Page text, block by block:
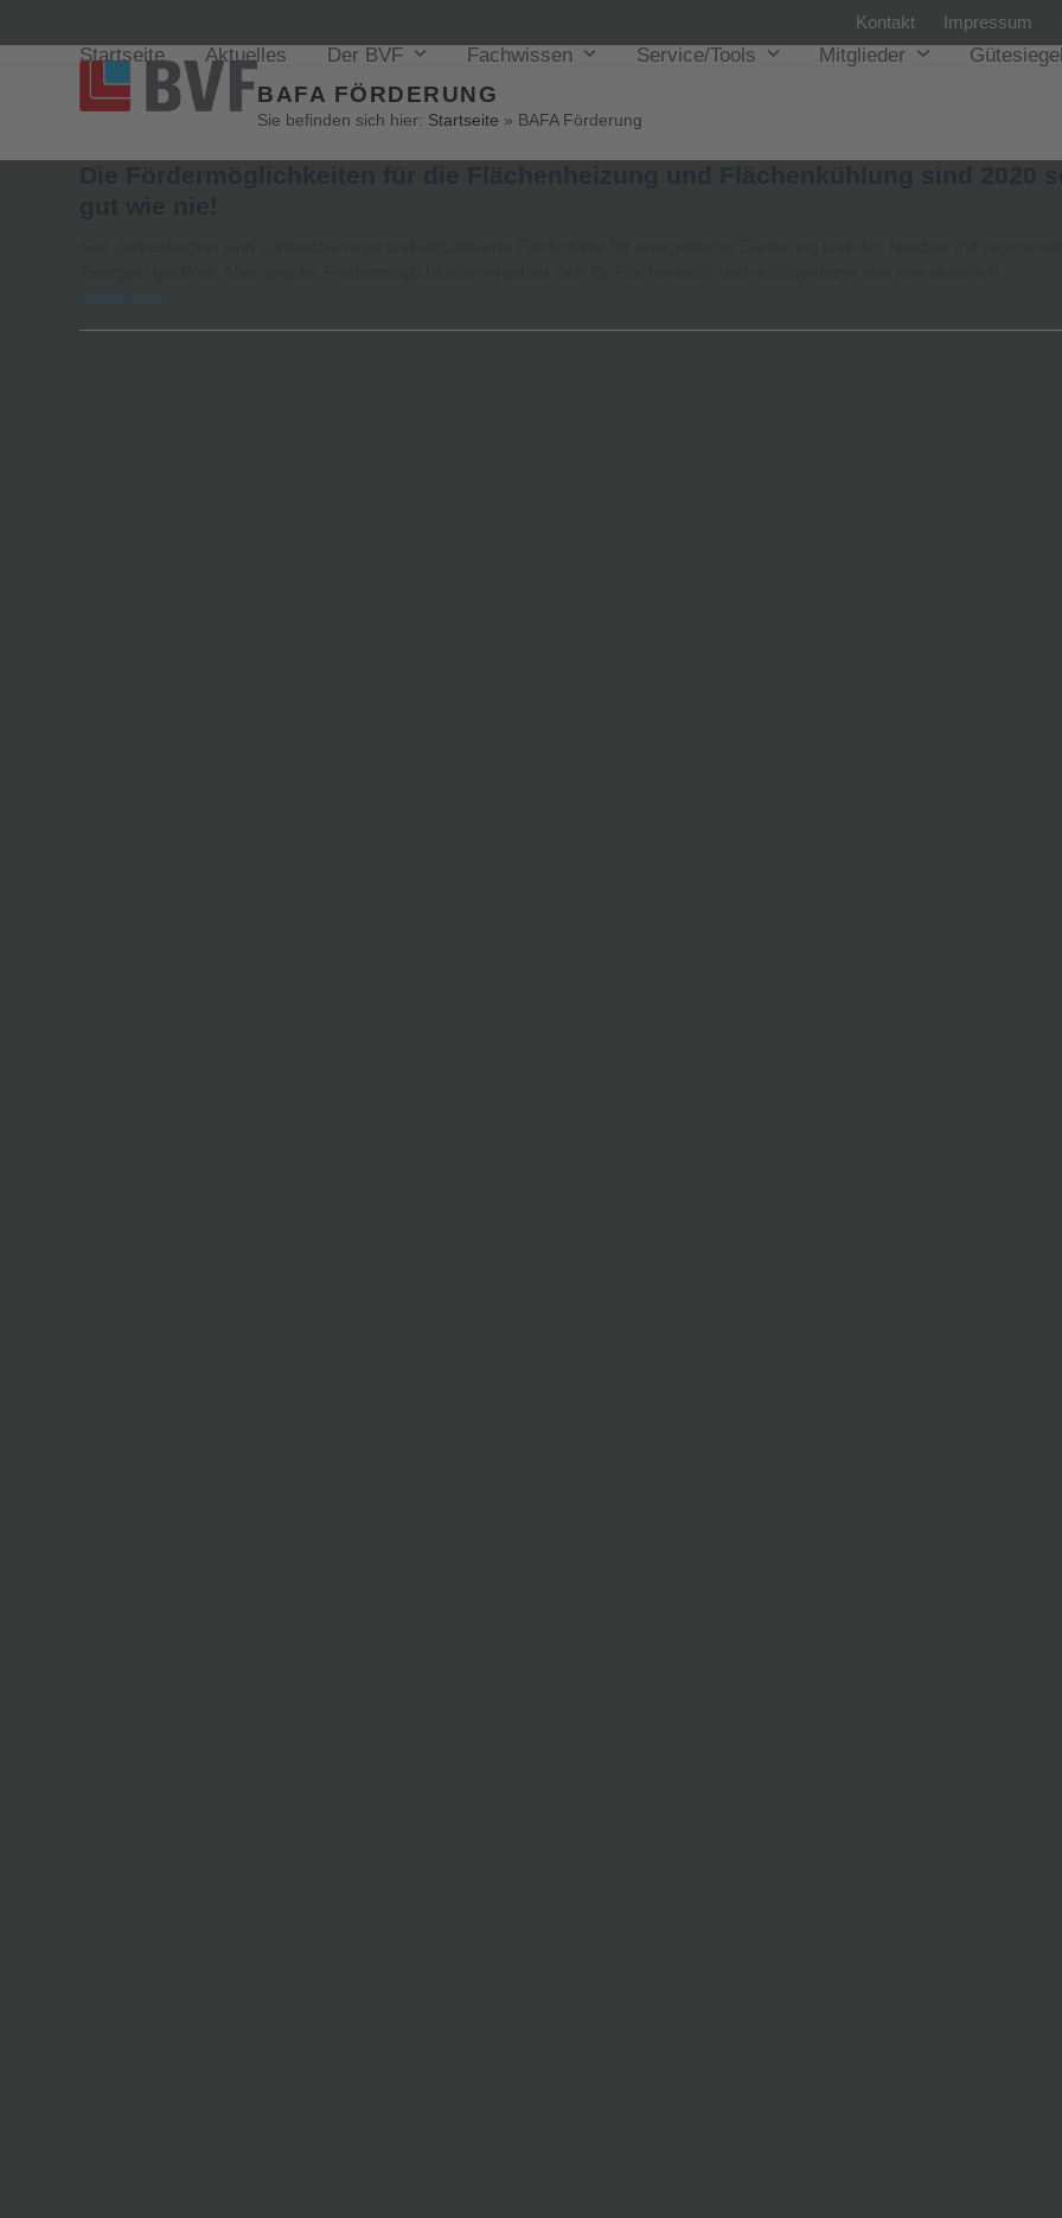
Kontakt Impressum
Startseite Aktuelles Der BVF Fachwissen Service/Tools Mitglieder Gütesiegel
BAFA FÖRDERUNG
Sie befinden sich hier: Startseite » BAFA Förderung
weiterlesen